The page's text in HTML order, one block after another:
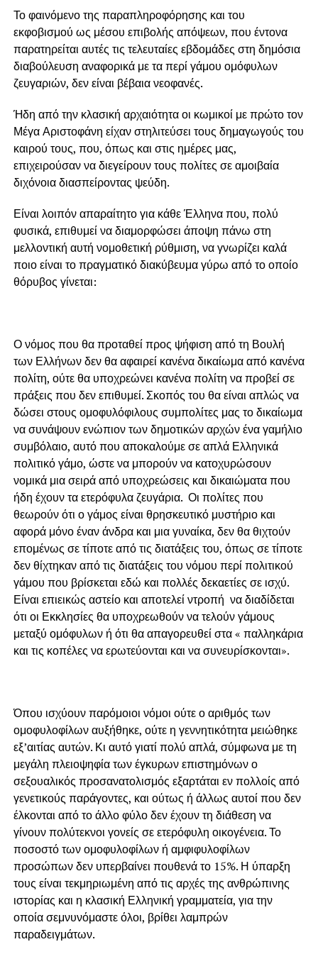
Το φαινόμενο της παραπληροφόρησης και του
εκφοβισμού ως μέσου επιβολής απόψεων, που έντονα
παρατηρείται αυτές τις τελευταίες εβδομάδες στη δημόσια
διαβούλευση αναφορικά με τα περί γάμου ομόφυλων
ζευγαριών, δεν είναι βέβαια νεοφανές.
Ήδη από την κλασική αρχαιότητα οι κωμικοί με πρώτο τον
Μέγα Αριστοφάνη είχαν στηλιτεύσει τους δημαγωγούς του
καιρού τους, που, όπως και στις ημέρες μας,
επιχειρούσαν να διεγείρουν τους πολίτες σε αμοιβαία
διχόνοια διασπείροντας ψεύδη.
Είναι λοιπόν απαραίτητο για κάθε Έλληνα που, πολύ
φυσικά, επιθυμεί να διαμορφώσει άποψη πάνω στη
μελλοντική αυτή νομοθετική ρύθμιση, να γνωρίζει καλά
ποιο είναι το πραγματικό διακύβευμα γύρω από το οποίο
θόρυβος γίνεται:
Ο νόμος που θα προταθεί προς ψήφιση από τη Βουλή
των Ελλήνων δεν θα αφαιρεί κανένα δικαίωμα από κανένα
πολίτη, ούτε θα υποχρεώνει κανένα πολίτη να προβεί σε
πράξεις που δεν επιθυμεί. Σκοπός του θα είναι απλώς να
δώσει στους ομοφυλόφιλους συμπολίτες μας το δικαίωμα
να συνάψουν ενώπιον των δημοτικών αρχών ένα γαμήλιο
συμβόλαιο, αυτό που αποκαλούμε σε απλά Ελληνικά
πολιτικό γάμο, ώστε να μπορούν να κατοχυρώσουν
νομικά μια σειρά από υποχρεώσεις και δικαιώματα που
ήδη έχουν τα ετερόφυλα ζευγάρια. Οι πολίτες που
θεωρούν ότι ο γάμος είναι θρησκευτικό μυστήριο και
αφορά μόνο έναν άνδρα και μια γυναίκα, δεν θα θιχτούν
επομένως σε τίποτε από τις διατάξεις του, όπως σε τίποτε
δεν θίχτηκαν από τις διατάξεις του νόμου περί πολιτικού
γάμου που βρίσκεται εδώ και πολλές δεκαετίες σε ισχύ.
Είναι επιεικώς αστείο και αποτελεί ντροπή να διαδίδεται
ότι οι Εκκλησίες θα υποχρεωθούν να τελούν γάμους
μεταξύ ομόφυλων ή ότι θα απαγορευθεί στα « παλληκάρια
και τις κοπέλες να ερωτεύονται και να συνευρίσκονται».
Όπου ισχύουν παρόμοιοι νόμοι ούτε ο αριθμός των
ομοφυλοφίλων αυξήθηκε, ούτε η γεννητικότητα μειώθηκε
εξ’αιτίας αυτών. Κι αυτό γιατί πολύ απλά, σύμφωνα με τη
μεγάλη πλειοψηφία των έγκυρων επιστημόνων ο
σεξουαλικός προσανατολισμός εξαρτάται εν πολλοίς από
γενετικούς παράγοντες, και ούτως ή άλλως αυτοί που δεν
έλκονται από το άλλο φύλο δεν έχουν τη διάθεση να
γίνουν πολύτεκνοι γονείς σε ετερόφυλη οικογένεια. Το
ποσοστό των ομοφυλοφίλων ή αμφιφυλοφίλων
προσώπων δεν υπερβαίνει πουθενά το 15%. Η ύπαρξη
τους είναι τεκμηριωμένη από τις αρχές της ανθρώπινης
ιστορίας και η κλασική Ελληνική γραμματεία, για την
οποία σεμνυνόμαστε όλοι, βρίθει λαμπρών
παραδειγμάτων.